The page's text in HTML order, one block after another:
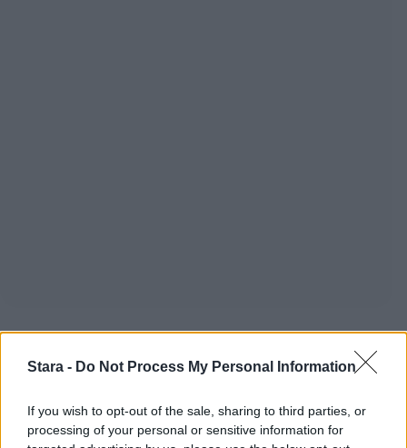
Stara - Do Not Process My Personal Information
If you wish to opt-out of the sale, sharing to third parties, or
processing of your personal or sensitive information for
Staran luetuimmat